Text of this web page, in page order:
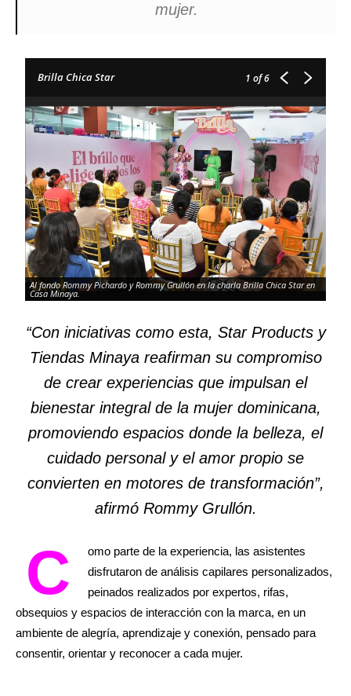
mujer.
Brilla Chica Star 1 of 6
Al fondo Rommy Pichardo y Rommy Grullón en la charla Brilla Chica Star en
Casa Minaya.
“Con iniciativas como esta, Star Products y
Tiendas Minaya reafirman su compromiso
de crear experiencias que impulsan el
bienestar integral de la mujer dominicana,
promoviendo espacios donde la belleza, el
cuidado personal y el amor propio se
convierten en motores de transformación”,
afirmó Rommy Grullón.
C
omo parte de la experiencia, las asistentes
disfrutaron de análisis capilares personalizados,
peinados realizados por expertos, rifas,
obsequios y espacios de interacción con la marca, en un
ambiente de alegría, aprendizaje y conexión, pensado para
consentir, orientar y reconocer a cada mujer.